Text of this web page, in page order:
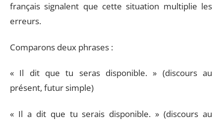
français signalent que cette situation multiplie les
erreurs.
Comparons deux phrases :
« Il dit que tu seras disponible. » (discours au
présent, futur simple)
« Il a dit que tu serais disponible. » (discours au